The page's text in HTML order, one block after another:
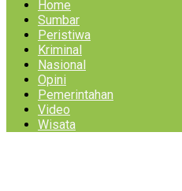
Home
Sumbar
Peristiwa
Kriminal
Nasional
Opini
Pemerintahan
Video
Wisata